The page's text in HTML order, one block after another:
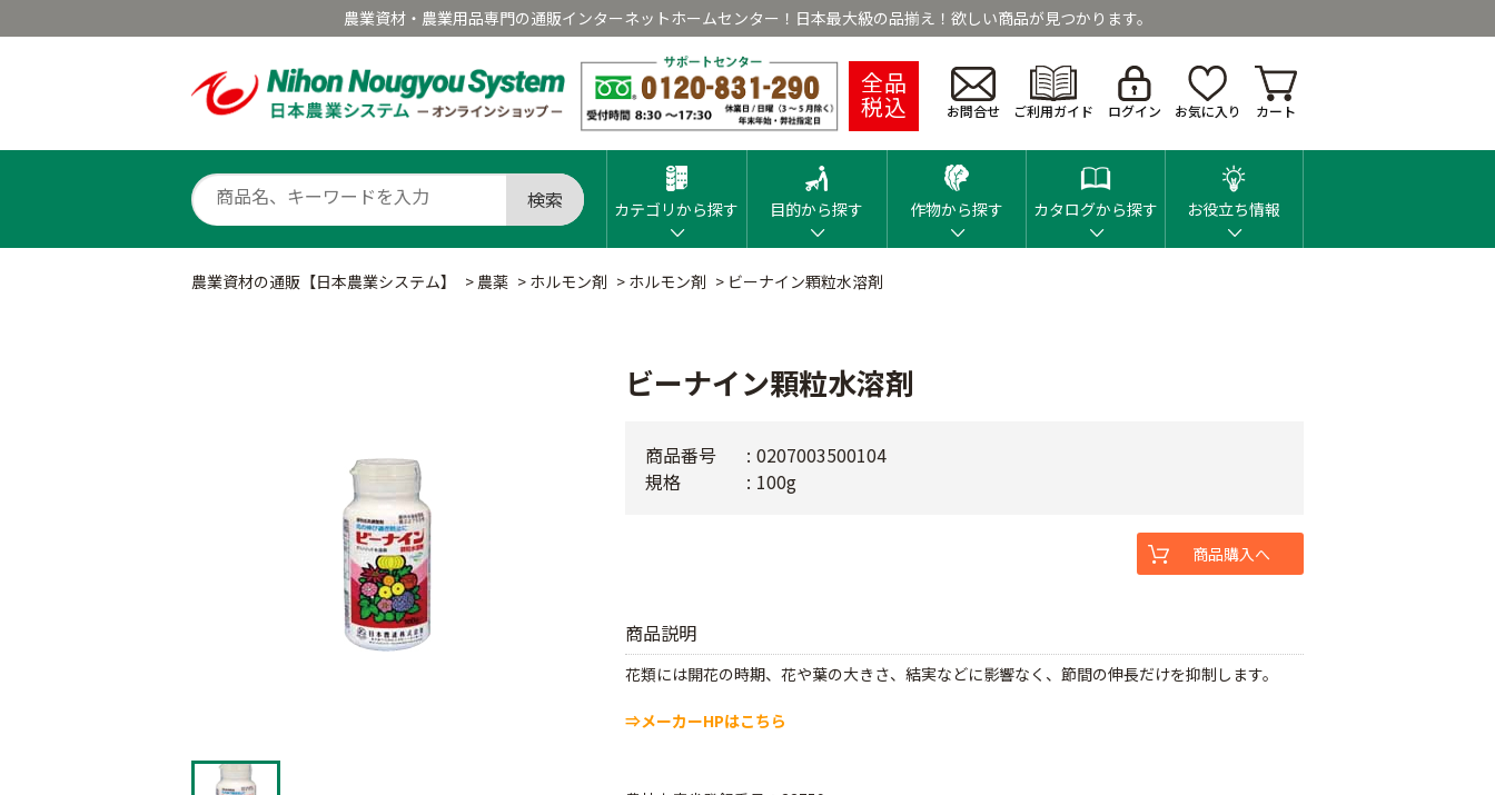
農業資材・農業用品専門の通販インターネットホームセンター！日本最大級の品揃え！欲しい商品が見つかります。
全品
税込 お問合せ ご利用ガイド ログイン お気に入り カート
検索 カテゴリから探す 目的から探す 作物から探す カタログから探す お役立ち情報
農業資材の通販【日本農業システム】 > 農薬 > ホルモン剤 > ホルモン剤 > ビーナイン顆粒水溶剤
ビーナイン顆粒水溶剤
商品説明
花類には開花の時期、花や葉の大きさ、結実などに影響なく、節間の伸長だけを抑制します。
⇒メーカーHPはこちら
商品番号
0207003500104
規格
100g
商品購入へ